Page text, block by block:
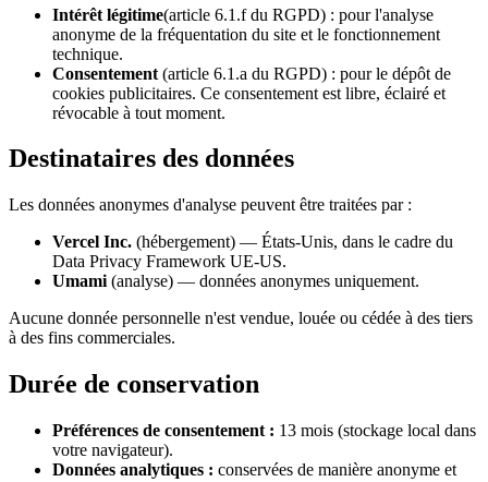
Intérêt légitime(article 6.1.f du RGPD) : pour l'analyse
anonyme de la fréquentation du site et le fonctionnement
technique.
Consentement (article 6.1.a du RGPD) : pour le dépôt de
cookies publicitaires. Ce consentement est libre, éclairé et
révocable à tout moment.
Destinataires des données
Les données anonymes d'analyse peuvent être traitées par :
Vercel Inc. (hébergement) — États-Unis, dans le cadre du
Data Privacy Framework UE-US.
Umami (analyse) — données anonymes uniquement.
Aucune donnée personnelle n'est vendue, louée ou cédée à des tiers
à des fins commerciales.
Durée de conservation
Préférences de consentement : 13 mois (stockage local dans
votre navigateur).
Données analytiques : conservées de manière anonyme et